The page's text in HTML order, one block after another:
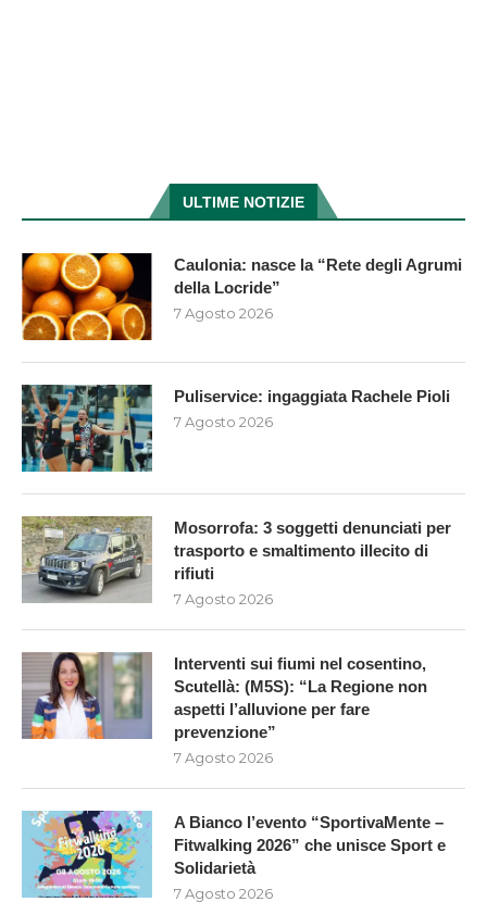
ULTIME NOTIZIE
Caulonia: nasce la “Rete degli Agrumi
della Locride”
7 Agosto 2026
Puliservice: ingaggiata Rachele Pioli
7 Agosto 2026
Mosorrofa: 3 soggetti denunciati per
trasporto e smaltimento illecito di
rifiuti
7 Agosto 2026
Interventi sui fiumi nel cosentino,
Scutellà: (M5S): “La Regione non
aspetti l’alluvione per fare
prevenzione”
7 Agosto 2026
A Bianco l’evento “SportivaMente –
Fitwalking 2026” che unisce Sport e
Solidarietà
7 Agosto 2026